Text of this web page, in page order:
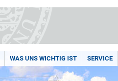
WAS UNS WICHTIG IST SERVICE